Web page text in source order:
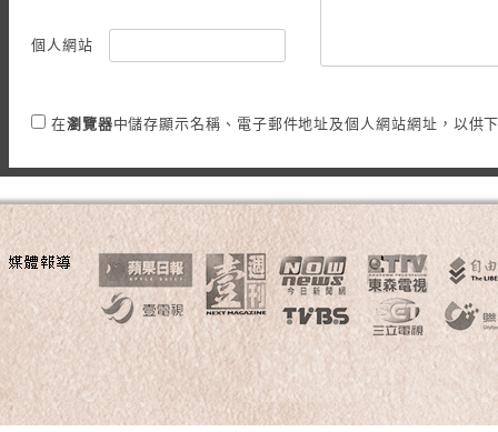
個人網站
在瀏覽器中儲存顯示名稱、電子郵件地址及個人網站網址，以供